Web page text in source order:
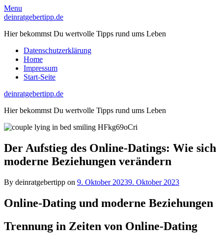
Skip
to
Menu
deinratgebertipp.de
Hier bekommst Du wertvolle Tipps rund ums Leben
Datenschutzerklärung
Home
Impressum
Start-Seite
deinratgebertipp.de
Hier bekommst Du wertvolle Tipps rund ums Leben
Der Aufstieg des Online-Datings: Wie sich
moderne Beziehungen verändern
By deinratgebertipp on 9. Oktober 20239. Oktober 2023
Online-Dating und moderne Beziehungen
Trennung in Zeiten von Online-Dating